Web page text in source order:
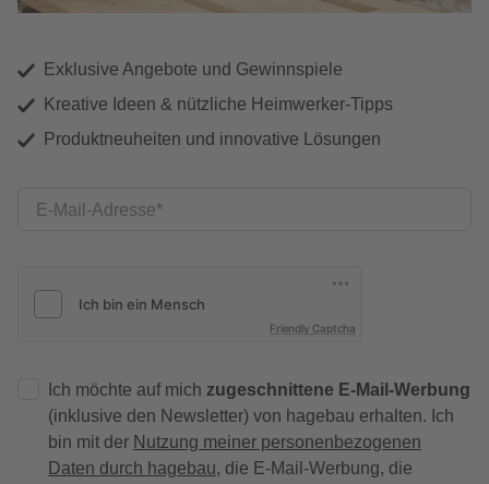
Exklusive Angebote und Gewinnspiele
Kreative Ideen & nützliche Heimwerker-Tipps
Produktneuheiten und innovative Lösungen
E-Mail-Adresse
Friendly Captcha
Ich möchte auf mich zugeschnittene E-Mail-Werbung
(inklusive den Newsletter) von hagebau erhalten. Ich
bin mit der Nutzung meiner personenbezogenen
Daten durch hagebau, die E-Mail-Werbung, die